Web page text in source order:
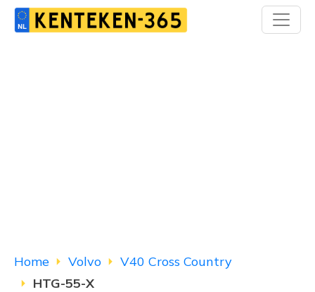
Home Volvo
V40 Cross Country
HTG-55-X